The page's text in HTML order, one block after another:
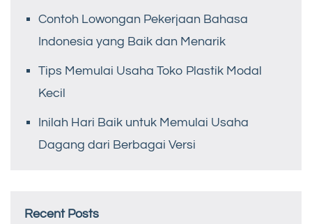
Contoh Lowongan Pekerjaan Bahasa
Indonesia yang Baik dan Menarik
Tips Memulai Usaha Toko Plastik Modal
Kecil
Inilah Hari Baik untuk Memulai Usaha
Dagang dari Berbagai Versi
Recent Posts